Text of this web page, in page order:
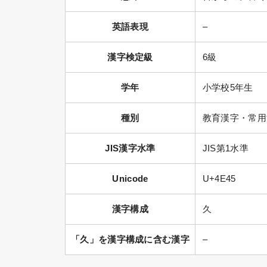
英語表現 –
漢字検定級 6級
学年 小学校5年生
種別 教育漢字・常
JIS漢字水準 JIS第1水準
Unicode U+4E45
漢字構成 久
「久」を漢字構成に含む漢字 –